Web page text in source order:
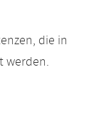
die in
werden.